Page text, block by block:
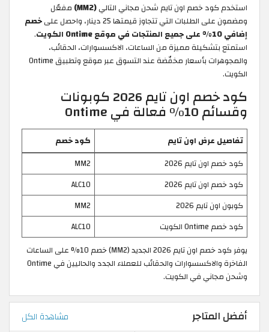
استخدم كود خصم اون تايم شحن مجاني التالي(MM2)
مفعّل
ومضمون على الطلبات التي تتجاوز قيمتها 25 دينار، واحصل على
خصم
إضافي 10% على جميع المنتجات في موقع Ontime الكويت
.
استمتع بتشكيلة مميزة من الساعات، الاكسسوارات، الحقائب،
والمجوهرات بأسعار مخفّضة عند التسوق عبر موقع وتطبيق Ontime
الكويت.
كود خصم اون تايم 2026 كوبونات
وقسائم 10% فعالة في Ontime
تفاصيل عرض اون تايم
كود خصم
كود خصم اون تايم 2026
MM2
كود خصم اون تايم 2026
ALC10
كوبون اون تايم 2026
MM2
كود خصم Ontime الكويت
ALC10
يوفر كود خصم اون تايم 2026 الجديد (MM2) خصم 10% على الساعات
الفاخرة والاكسسوارات والحقائب للعملاء الجدد والحاليين في Ontime
وشحن مجاني في الكويت.
أفضل المتاجر مشاهدة الكل